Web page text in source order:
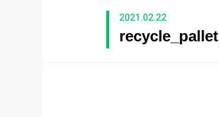
2021.02.22
recycle_pallet